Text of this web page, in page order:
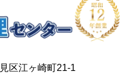
区江ヶ崎町21-1